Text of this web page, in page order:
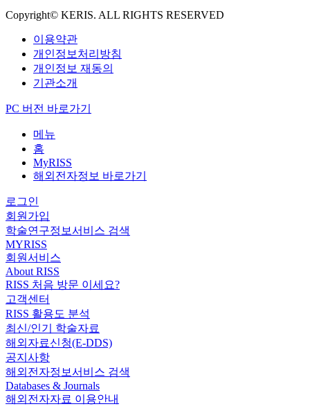
Copyright© KERIS. ALL RIGHTS RESERVED
이용약관
개인정보처리방침
개인정보 재동의
기관소개
PC 버전 바로가기
메뉴
홈
MyRISS
해외전자정보 바로가기
로그인
회원가입
학술연구정보서비스 검색
MYRISS
회원서비스
About RISS
RISS 처음 방문 이세요?
고객센터
RISS 활용도 분석
최신/인기 학술자료
해외자료신청(E-DDS)
공지사항
해외전자정보서비스 검색
Databases & Journals
해외전자자료 이용안내